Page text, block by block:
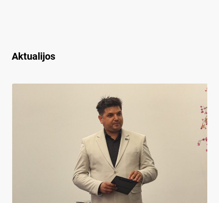
Aktualijos